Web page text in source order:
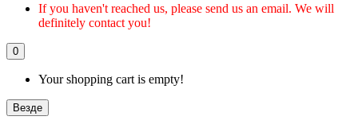
If you haven't reached us, please send us an email. We will
definitely contact you!
0
Your shopping cart is empty!
Везде